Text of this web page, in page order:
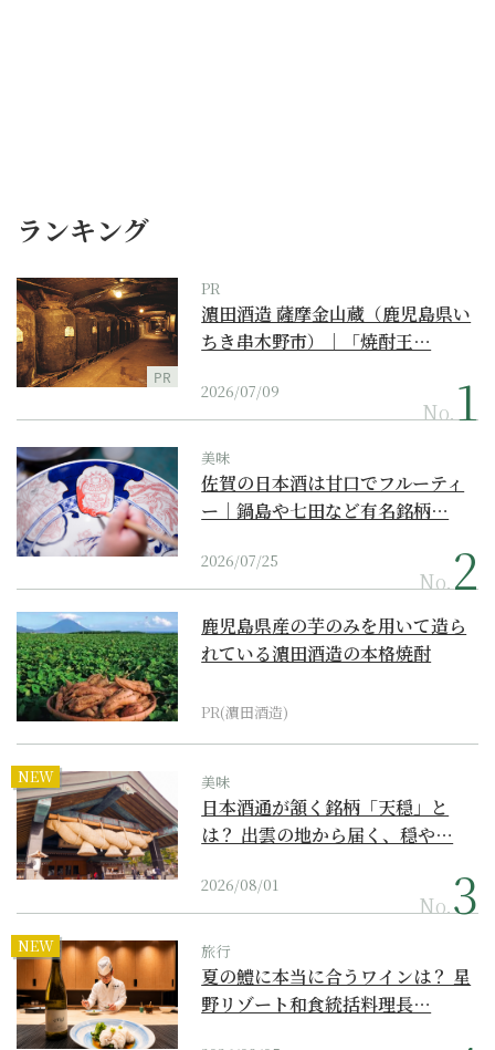
ランキング
PR
PR
濵田酒造 薩摩金山蔵（鹿児島県い
ちき串木野市）｜「焼酎王…
2026/07/09
No.
美味
佐賀の日本酒は甘口でフルーティ
ー｜鍋島や七田など有名銘柄…
2026/07/25
No.
鹿児島県産の芋のみを用いて造ら
れている濵田酒造の本格焼酎
PR(濵田酒造)
NEW 美味
日本酒通が頷く銘柄「天穏」と
は？ 出雲の地から届く、穏や…
2026/08/01
No.
NEW 旅行
夏の鱧に本当に合うワインは？ 星
野リゾート和食統括料理長…